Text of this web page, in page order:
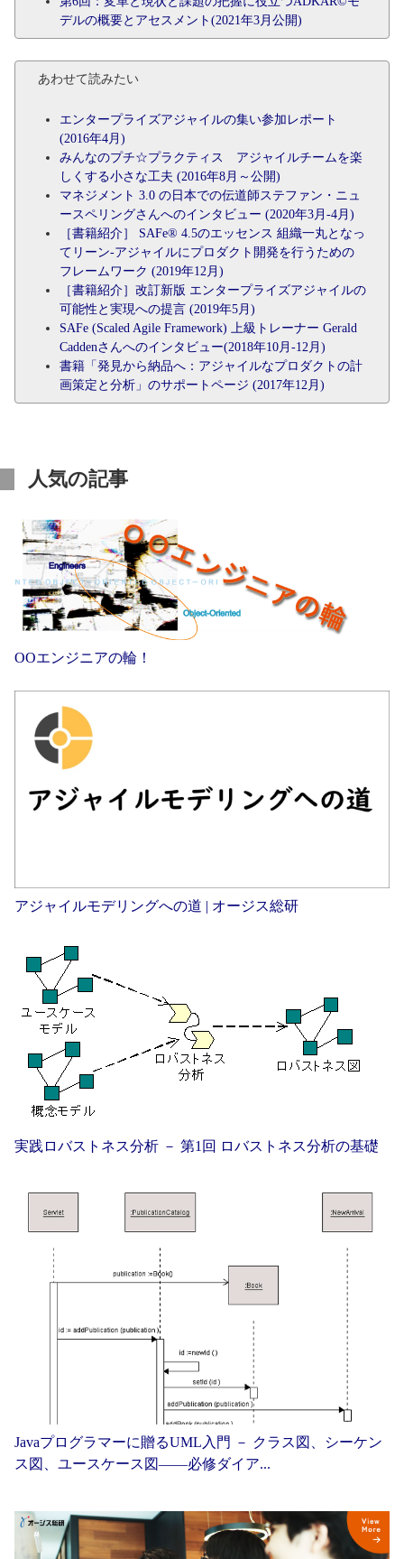
デルの概要とアセスメント(2021年3月公開)
あわせて読みたい
エンタープライズアジャイルの集い参加レポート
(2016年4月)
みんなのプチ☆プラクティス アジャイルチームを楽
しくする小さな工夫 (2016年8月～公開)
マネジメント 3.0 の日本での伝道師ステファン・ニュ
ースペリングさんへのインタビュー (2020年3月-4月)
［書籍紹介］ SAFe® 4.5のエッセンス 組織一丸となっ
てリーン‐アジャイルにプロダクト開発を行うための
フレームワーク (2019年12月)
［書籍紹介］改訂新版 エンタープライズアジャイルの
可能性と実現への提言 (2019年5月)
SAFe (Scaled Agile Framework) 上級トレーナー Gerald
Caddenさんへのインタビュー(2018年10月-12月)
書籍「発見から納品へ：アジャイルなプロダクトの計
画策定と分析」のサポートページ (2017年12月)
人気の記事
OOエンジニアの輪！
アジャイルモデリングへの道 | オージス総研
実践ロバストネス分析 － 第1回 ロバストネス分析の基礎
Javaプログラマーに贈るUML入門 － クラス図、シーケン
ス図、ユースケース図——必修ダイア...